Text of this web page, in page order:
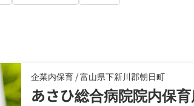
企業内保育 /富山県下新川郡朝日町
あさひ総合病院院内保育